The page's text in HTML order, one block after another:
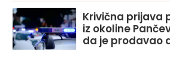
Krivična prijava
iz okoline
da je prodavao